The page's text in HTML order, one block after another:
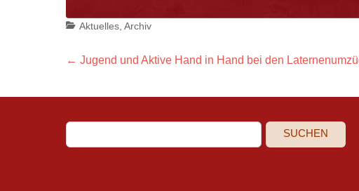
Categories
Aktuelles ,Archiv
Beitragsnavigation
←Previous
Jugend und Aktive Hand in Hand bei den
SUCHEN